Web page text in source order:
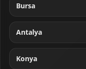
Bursa
Antalya
Konya